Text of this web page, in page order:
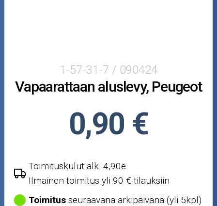
Mopoauton osat
Mönkijän osat
Puutarha ja metsä
Ajovarusteet
Nastarenkaat
1-57-31-7 / 090424
Vapaarattaan aluslevy, Peugeot
0,90 €
Toimituskulut alk. 4,90e
Ilmainen toimitus yli 90 € tilauksiin
Toimitus seuraavana arkipäivänä (yli 5kpl)